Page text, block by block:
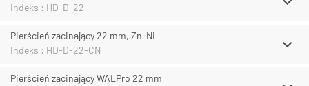
Indeks : HD-D-22
Pierścień zacinający 22 mm, Zn-Ni
Indeks : HD-D-22-CN
Pierścień zacinający WALPro 22 mm